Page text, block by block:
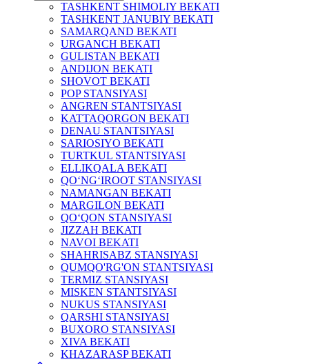
TASHKENT SHIMOLIY BEKATI
TASHKENT JANUBIY BEKATI
SAMARQAND BEKATI
URGANCH BEKATI
GULISTAN BEKATI
ANDIJON BEKATI
SHOVOT BEKATI
POP STANSIYASI
ANGREN STANTSIYASI
KATTAQORGON BEKATI
DENAU STANTSIYASI
SARIOSIYO BEKATI
TURTKUL STANTSIYASI
ELLIKQALA BEKATI
QO‘NG‘IROOT STANSIYASI
NAMANGAN BEKATI
MARGILON BEKATI
QO‘QON STANSIYASI
JIZZAH BEKATI
NAVOI BEKATI
SHAHRISABZ STANSIYASI
QUMQO'RG'ON STANTSIYASI
TERMIZ STANSIYASI
MISKEN STANTSIYASI
NUKUS STANSIYASI
QARSHI STANSIYASI
BUXORO STANSIYASI
XIVA BEKATI
KHAZARASP BEKATI